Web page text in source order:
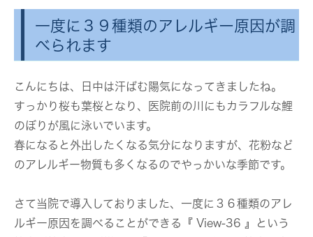
一度に３９種類のアレルギー原因が調
べられます
こんにちは、日中は汗ばむ陽気になってきましたね。
すっかり桜も葉桜となり、医院前の川にもカラフルな鯉
のぼりが風に泳いでいます。
春になると外出したくなる気分になりますが、花粉など
のアレルギー物質も多くなるのでやっかいな季節です。
さて当院で導入しておりました、一度に３６種類のアレ
ルギー原因を調べることができる『 View‐36 』という